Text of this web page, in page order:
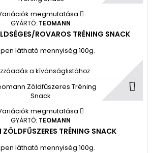
megmutatása
GYÁRTÓ: TEOMANN
ROVAROS TRÉNING SNACK
látható mennyiség 100g.
a kívánságlistához
megmutatása
GYÁRTÓ: TEOMANN
TRÉNING SNACK
látható mennyiség 100g.